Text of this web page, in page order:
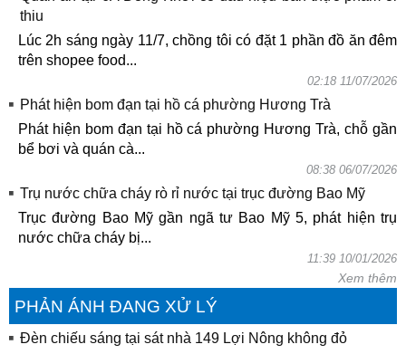
thiu
Lúc 2h sáng ngày 11/7, chồng tôi có đặt 1 phần đồ ăn đêm
trên shopee food...
02:18 11/07/2026
Phát hiện bom đạn tại hồ cá phường Hương Trà
Phát hiện bom đạn tại hồ cá phường Hương Trà, chỗ gần
bể bơi và quán cà...
08:38 06/07/2026
Trụ nước chữa cháy rò rỉ nước tại trục đường Bao Mỹ
Trục đường Bao Mỹ gần ngã tư Bao Mỹ 5, phát hiện trụ
nước chữa cháy bị...
11:39 10/01/2026
Xem thêm
PHẢN ÁNH ĐANG XỬ LÝ
Đèn chiếu sáng tại sát nhà 149 Lợi Nông không đỏ